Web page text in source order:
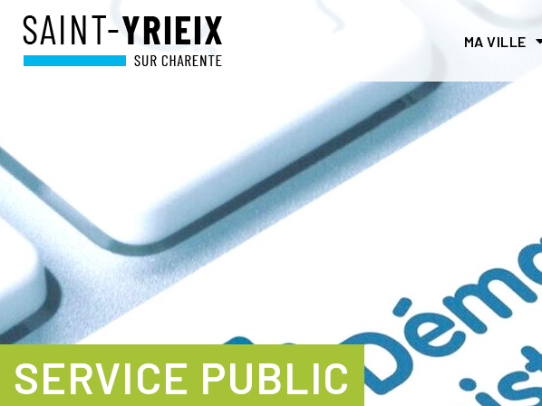
MA VILLE
SERVICE PUBLIC